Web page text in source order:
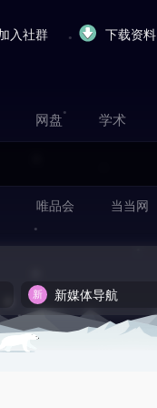
入社群 下载资料
网盘 学术
唯品会 当当网
新媒体导航